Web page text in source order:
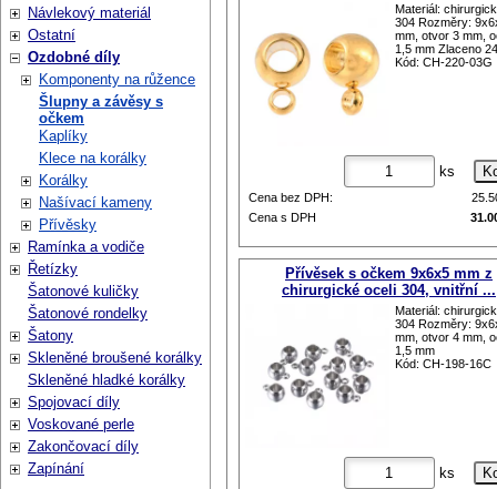
Materiál:
304 Rozměry:
mm, otvor 3 mm,
1,5 mm Zlaceno
Kód: CH-220-03G
ks
Cena bez DPH:
Cena s DPH
Přívěsek s očkem 9x6x5 mm z
chirurgické oceli 304, vnitřní ...
Materiál:
304 Rozměry:
mm, otvor 4 mm,
1,5 mm
Kód: CH-198-16C
ks
Návlekový materiál
Ostatní
Ozdobné díly
Komponenty na růžence
Šlupny a závěsy s
očkem
Kaplíky
Klece na korálky
Korálky
Našívací kameny
Přívěsky
Ramínka a vodiče
Řetízky
Šatonové kuličky
Šatonové rondelky
Šatony
Skleněné broušené korálky
Skleněné hladké korálky
Spojovací díly
Voskované perle
Zakončovací díly
Zapínání